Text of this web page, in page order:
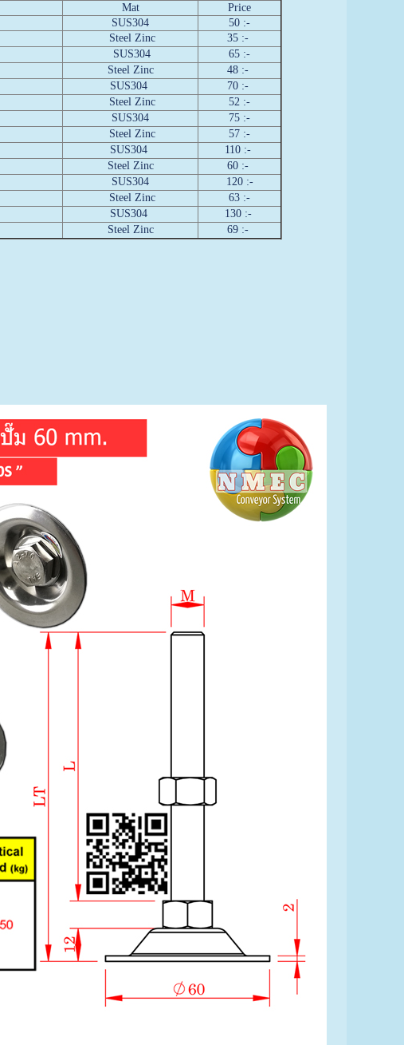
Mat
Price
SUS304
50 :-
Steel Zinc
35 :-
SUS304
65 :-
Steel Zinc
48 :-
SUS304
70 :-
Steel Zinc
52 :-
SUS304
75 :-
Steel Zinc
57 :-
SUS304
110 :-
Steel Zinc
60 :-
SUS304
120 :-
Steel Zinc
63 :-
SUS304
130 :-
Steel Zinc
69 :-